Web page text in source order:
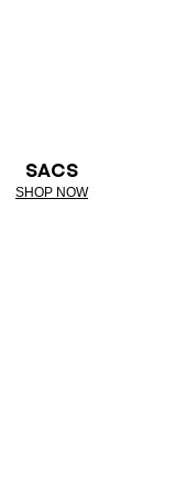
SACS
SHOP NOW